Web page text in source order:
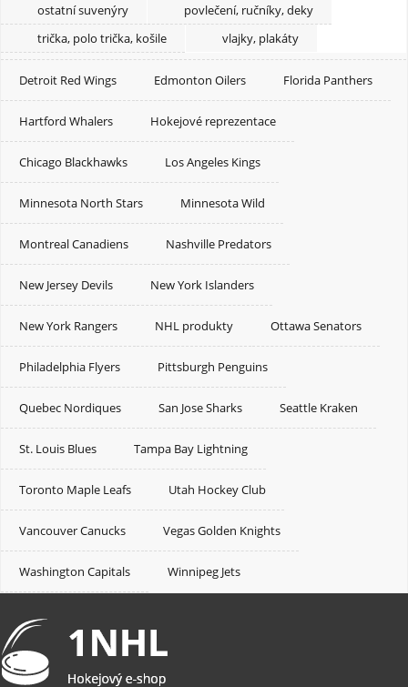
ostatní suvenýry
povlečení, ručníky, deky
trička, polo trička, košile
vlajky, plakáty
Detroit Red Wings Edmonton Oilers Florida Panthers
Hartford Whalers Hokejové reprezentace
Chicago Blackhawks Los Angeles Kings
Minnesota North Stars Minnesota Wild
Montreal Canadiens Nashville Predators
New Jersey Devils New York Islanders
New York Rangers NHL produkty Ottawa Senators
Philadelphia Flyers Pittsburgh Penguins
Quebec Nordiques San Jose Sharks Seattle Kraken
St. Louis Blues Tampa Bay Lightning
Toronto Maple Leafs Utah Hockey Club
Vancouver Canucks Vegas Golden Knights
Washington Capitals Winnipeg Jets